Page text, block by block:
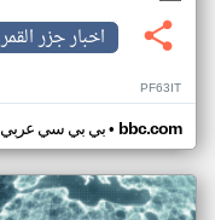
اخبار جزر القمر
PF63IT
بي بي سي عربي• bbc.com